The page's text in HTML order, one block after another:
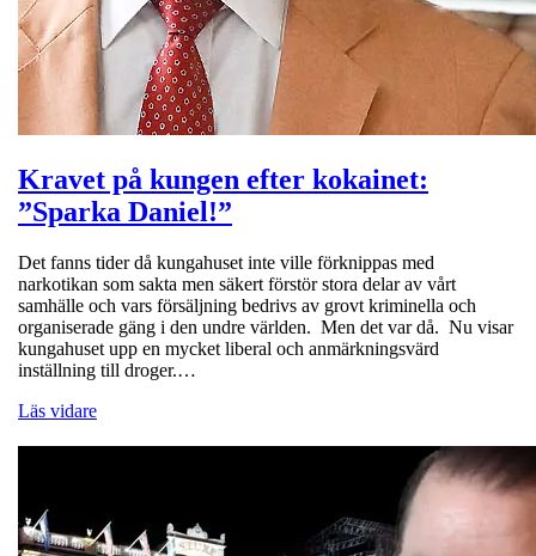
Kravet på kungen efter kokainet:
”Sparka Daniel!”
Det fanns tider då kungahuset inte ville förknippas med
narkotikan som sakta men säkert förstör stora delar av vårt
samhälle och vars försäljning bedrivs av grovt kriminella och
organiserade gäng i den undre världen. Men det var då. Nu visar
kungahuset upp en mycket liberal och anmärkningsvärd
inställning till droger.…
Läs vidare